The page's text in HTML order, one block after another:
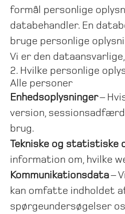
formål personlige
databehandler. En
bruge personlige
Vi er den
2. Hvilke personlige
Alle personer
Enhedsoplysninger–
version,
brug.
Tekniske og statistiske
information om, hvilke
Kommunikationsdata–
kan omfatte indholdet
spørgeundersøgelser